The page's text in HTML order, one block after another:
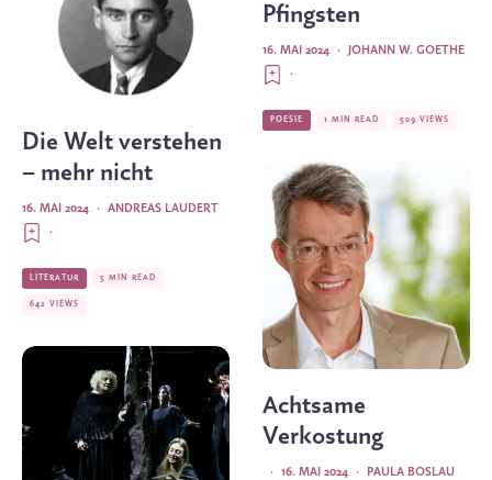
Die Welt verstehen
– mehr nicht
ANDREAS LAUDERT
·
16. MAI 2024
·
LITERATUR 5 MIN READ
642 VIEWS
Pfingsten
JOHANN W. GOETHE
·
16. MAI 2024
·
POESIE 1 MIN READ 509 VIEWS
Achtsame
Verkostung
PAULA BOSLAU
·
16. MAI 2024
·